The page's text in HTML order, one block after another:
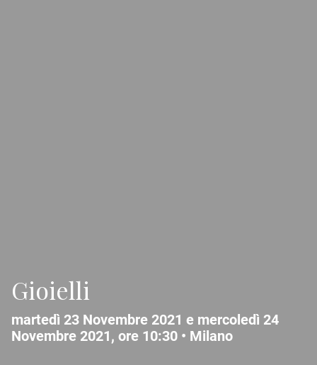
Gioielli
martedì 23 Novembre 2021 e mercoledì 24
Novembre 2021, ore 10:30 • Milano